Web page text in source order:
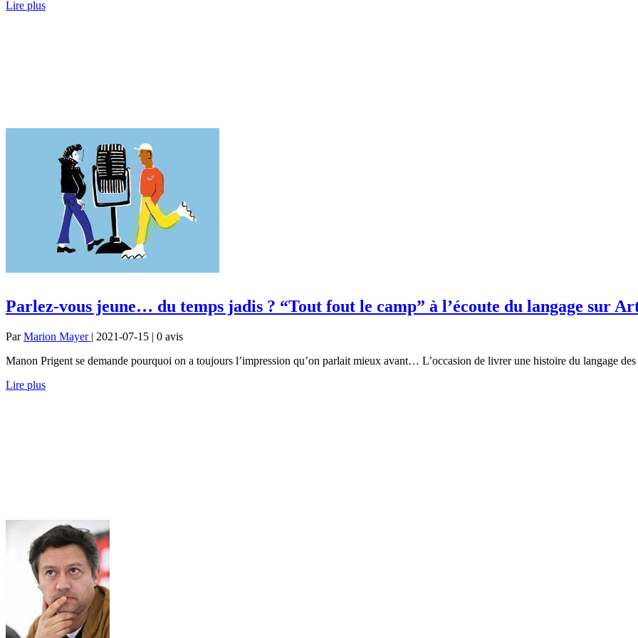
Lire plus
Parlez-vous jeune… du temps jadis ? “Tout fout le camp” à l’écoute du langage sur
ParMarion Mayer | 2021-07-15 | 0 avis
Manon Prigent se demande pourquoi on a toujours l’impression qu’on parlait mieux avant… L’occasion de livrer une histoire du langage des
Lire plus